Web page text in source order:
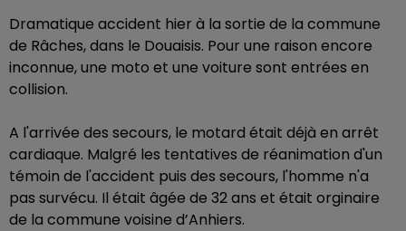
Dramatique accident hier à la sortie de la commune
de Râches, dans le Douaisis. Pour une raison encore
inconnue, une moto et une voiture sont entrées en
collision.
A l'arrivée des secours, le motard était déjà en arrêt
cardiaque. Malgré les tentatives de réanimation d'un
témoin de l'accident puis des secours, l'homme n'a
pas survécu. Il était âgée de 32 ans et était orginaire
de la commune voisine d’Anhiers.